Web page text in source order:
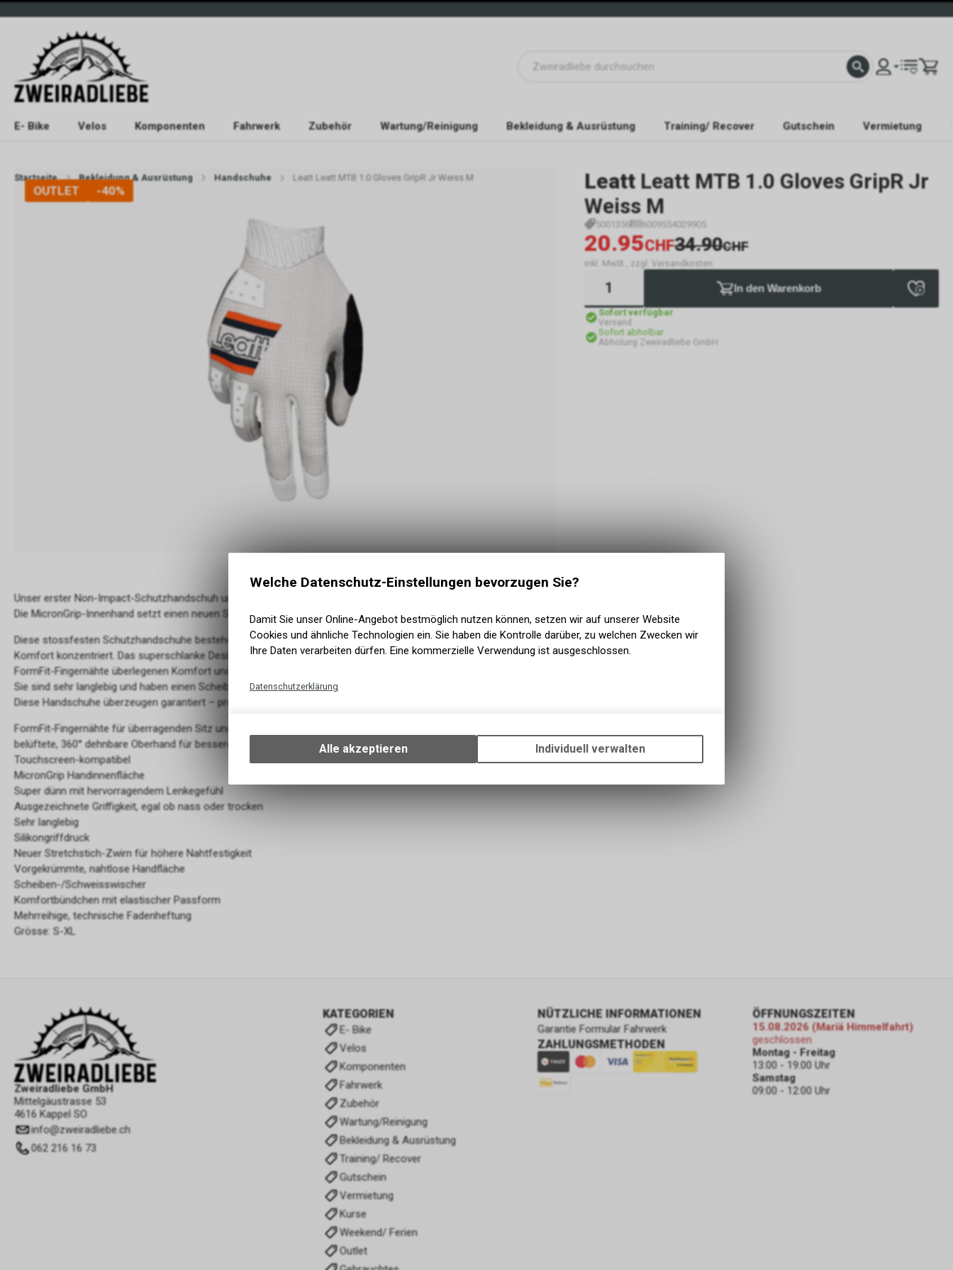
E- Bike Velos Komponenten Fahrwerk Zubehör Wartung/Reinigung Bekleidung & Ausrüstung Training/ Recover Gutschein Vermietung
Startseite Bekleidung & Ausrüstung Handschuhe Leatt Leatt MTB 1.0 Gloves GripR Jr Weiss M
OUTLET -40% Leatt Leatt MTB 1.0 Gloves GripR Jr
Weiss M
5001356 6009554029905
20.95CHF34.90CHF
inkl. MwSt., zzgl. Versandkosten
In den Warenkorb
Sofort verfügbar
Versand
Sofort abholbar
Abholung Zweiradliebe GmbH
Unser erster Non-Impact-Schutzhandschuh und Ihre zweite Haut.
Die MicronGrip-Innenhand setzt einen neuen Standard für Handschuhe mit einem guten Preis-Leistungs-Verhältnis.
Diese stossfesten Schutzhandschuhe bestehen aus einem elastischen Material, das atmungsaktiv ist und sich auf
Komfort konzentriert. Das superschlanke Design mit MicronGrip-Handflächen ist leicht und flexibel, während die
FormFit-Fingernähte überlegenen Komfort und Lenkergefühl bei nassen und trockenen Bedingungen bieten.
Sie sind sehr langlebig und haben einen Scheiben-/Schweisswischer.
Diese Handschuhe überzeugen garantiert – probieren Sie sie aus!
FormFit-Fingernähte für überragenden Sitz und Lenkergefühl
belüftete, 360° dehnbare Oberhand für bessere Passform und Atmungsaktivität
Touchscreen-kompatibel
MicronGrip Handinnenfläche
Super dünn mit hervorragendem Lenkegefühl
Ausgezeichnete Griffigkeit, egal ob nass oder trocken
Sehr langlebig
Silikongriffdruck
Neuer Stretchstich-Zwirn für höhere Nahtfestigkeit
Vorgekrümmte, nahtlose Handfläche
Scheiben-/Schweisswischer
Komfortbündchen mit elastischer Passform
Mehrreihige, technische Fadenheftung
Grösse: S-XL
Zweiradliebe GmbH
Mittelgäustrasse 53
4616 Kappel SO
info@zweiradliebe.ch
062 216 16 73
KATEGORIEN
E- Bike
Velos
Komponenten
Fahrwerk
Zubehör
Wartung/Reinigung
Bekleidung & Ausrüstung
Training/ Recover
Gutschein
Vermietung
Kurse
Weekend/ Ferien
Outlet
NÜTZLICHE INFORMATIONEN
Garantie Formular Fahrwerk
ZAHLUNGSMETHODEN
ÖFFNUNGSZEITEN
15.08.2026 (Mariä Himmelfahrt)
geschlossen
Montag - Freitag
13:00 - 19:00 Uhr
Samstag
09:00 - 12:00 Uhr
Welche Datenschutz-Einstellungen bevorzugen Sie?
Damit Sie unser Online-Angebot bestmöglich nutzen können, setzen wir auf unserer Website
Cookies und ähnliche Technologien ein. Sie haben die Kontrolle darüber, zu welchen Zwecken wir
Ihre Daten verarbeiten dürfen. Eine kommerzielle Verwendung ist ausgeschlossen.
Datenschutzerklärung
Ihrem Gerät, um die grundlegenden Funktionen unseres Online-Angebots, wie die
Verwendung des Warenkorbs, zu ermöglichen. Bitte beachten Sie, dass die
zulassen.
Alle akzeptieren Individuell verwalten